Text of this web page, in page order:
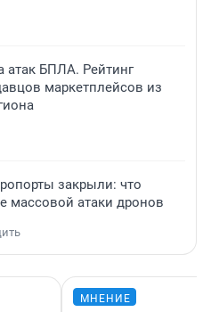
атак БПЛА. Рейтинг
маркетплейсов из
закрыли: что
массовой атаки дронов
МНЕНИЕ